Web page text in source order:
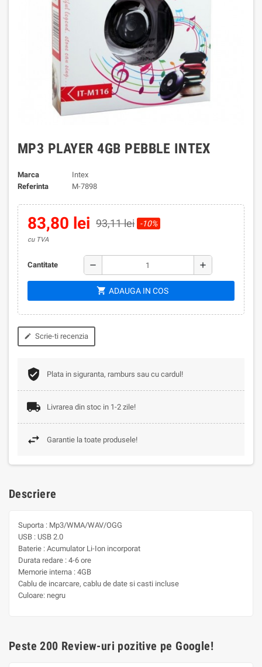
MP3 PLAYER 4GB PEBBLE INTEX
Marca
Intex
Referinta
M-7898
83,80 lei 93,11 lei -10%
cu TVA
Cantitate remove add
shopping_cart ADAUGA IN COS
edit Scrie-ti recenzia
Plata in siguranta, ramburs sau cu cardul!
Livrarea din stoc in 1-2 zile!
Garantie la toate produsele!
Descriere
Suporta : Mp3/WMA/WAV/OGG
USB : USB 2.0
Baterie : Acumulator Li-Ion incorporat
Durata redare : 4-6 ore
Memorie interna : 4GB
Cablu de incarcare, cablu de date si casti incluse
Culoare: negru
Peste 200 Review-uri pozitive pe Google!